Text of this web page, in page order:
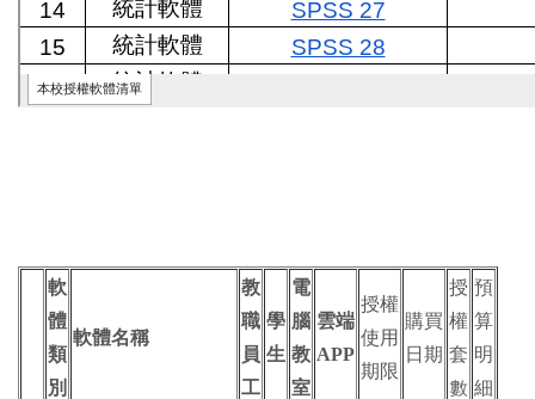
軟
體
類
別
軟體名稱
教
職
員
工
學
生
電
腦
教
室
雲端
APP
授權
使用
期限
購買
日期
授
權
套
數
預
算
明
細